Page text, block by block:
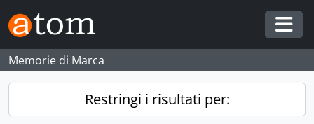
Skip to main content
Memorie di Marca
Restringi i risultati per: